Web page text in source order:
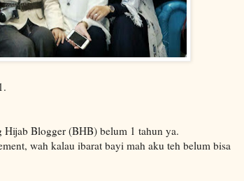
Hijab Blogger (BHB) belum 1 tahun ya.
wah kalau ibarat bayi mah aku teh belum bisa